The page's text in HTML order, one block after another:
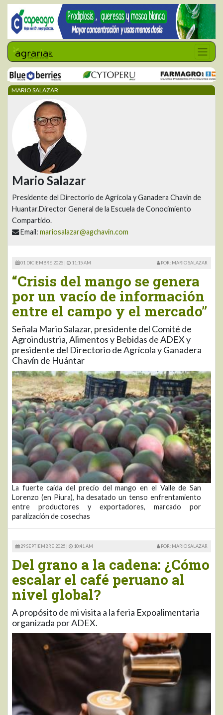
MARIO SALAZAR
Mario Salazar
Presidente del Directorio de Agricola y Ganadera Chavin de
Huantar.Director General de la Escuela de Conocimiento
Compartido.
Email: mariosalazar@agchavin.com
01 DICIEMBRE 2025 | 11:15 AM POR: MARIO SALAZAR
“Crisis del mango se genera
por un vacío de información
entre el campo y el mercado”
Señala Mario Salazar, presidente del Comité de
Agroindustria, Alimentos y Bebidas de ADEX y
presidente del Directorio de Agrícola y Ganadera
Chavín de Huántar
La fuerte caída del precio del mango en el Valle de San
Lorenzo (en Piura), ha desatado un tenso enfrentamiento
entre productores y exportadores, marcado por
paralización de cosechas
29 SEPTIEMBRE 2025 | 10:41 AM POR: MARIO SALAZAR
Del grano a la cadena: ¿Cómo
escalar el café peruano al
nivel global?
A propósito de mi visita a la feria Expoalimentaria
organizada por ADEX.